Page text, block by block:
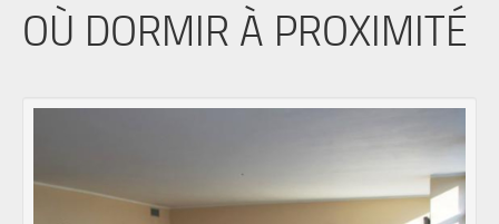
OÙ DORMIR À PROXIMITÉ